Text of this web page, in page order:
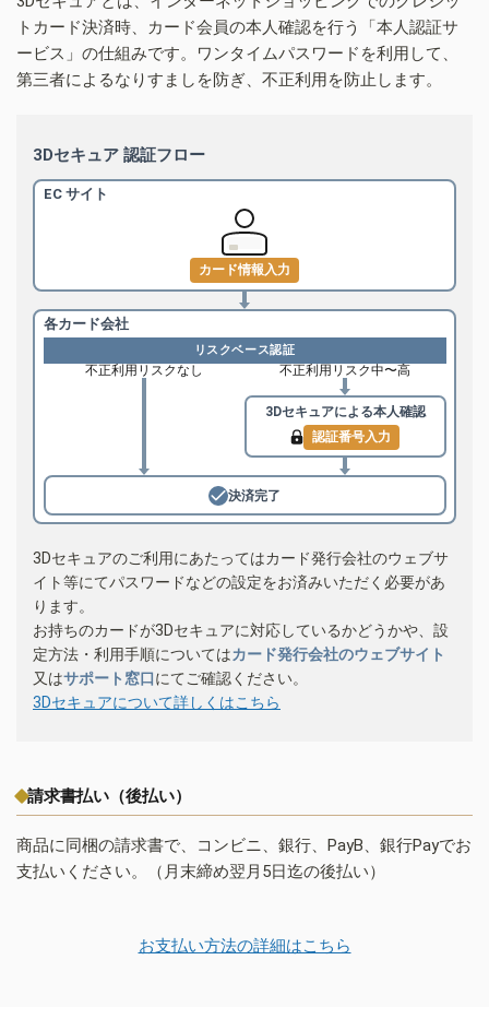
トカード決済時、カード会員の本人確認を行う「本人認証サ
ービス」の仕組みです。ワンタイムパスワードを利用して、
第三者によるなりすましを防ぎ、不正利用を防止します。
3Dセキュア 認証フロー
EC サイト
カード情報入力
各カード会社
リスクベース認証
不正利用リスクなし 不正利用リスク中〜高
3Dセキュアによる本人確認
認証番号入力
決済完了
3Dセキュアのご利用にあたってはカード発行会社のウェブサ
イト等にてパスワードなどの設定をお済みいただく必要があ
ります。
お持ちのカードが3Dセキュアに対応しているかどうかや、設
定方法・利用手順についてはカード発行会社のウェブサイト
又はサポート窓口にてご確認ください。
3Dセキュアについて詳しくはこちら
請求書払い（後払い）
商品に同梱の請求書で、コンビニ、銀行、PayB、銀行Payでお
支払いください。（月末締め翌月5日迄の後払い）
お支払い方法の詳細はこちら